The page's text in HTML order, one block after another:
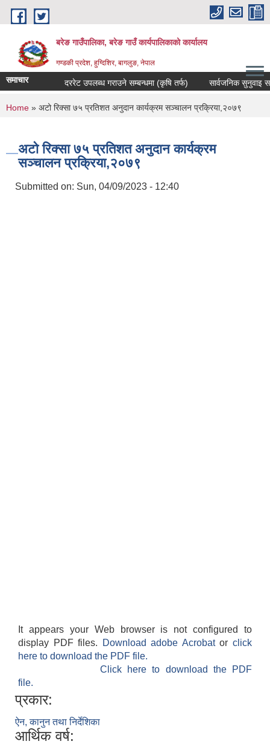
Skip to main content
बरेङ गाउँपालिका, बरेङ गाउँ कार्यपालिकाको कार्यालय
गण्डकी प्रदेश, हुग्दिशिर, बागलुङ, नेपाल
समाचार दररेट उपलब्ध गराउने सम्बन्धमा (कृषि तर्फ) सार्वजनिक सुनुवाइ
You are here
Home » अटो रिक्सा ७५ प्रतिशत अनुदान कार्यक्रम सञ्चालन प्रक्रिया,२०७९
अटो रिक्सा ७५ प्रतिशत अनुदान कार्यक्रम
सञ्चालन प्रक्रिया,२०७९
Submitted on: Sun, 04/09/2023 - 12:40
It appears your Web browser is not configured to
display PDF files.
Download adobe Acrobatorclick
here to download the PDF file.
Click here to download the PDF
file.
प्रकार:
ऐन, कानुन तथा निर्देशिका
आर्थिक वर्ष: